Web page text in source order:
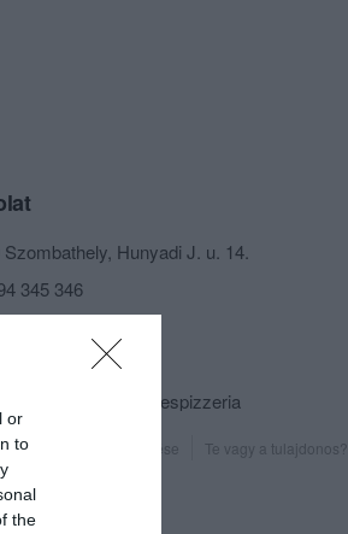
or
to
the
Szombathely, Hunyadi J. u. 14.
345 346
bingo.uw.hu/
bingoeszpresszo.espizzeria
Probléma jelentése Te vagy a tulajdonos?